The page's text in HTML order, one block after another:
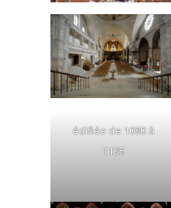
édifiée de 1080 à
1135